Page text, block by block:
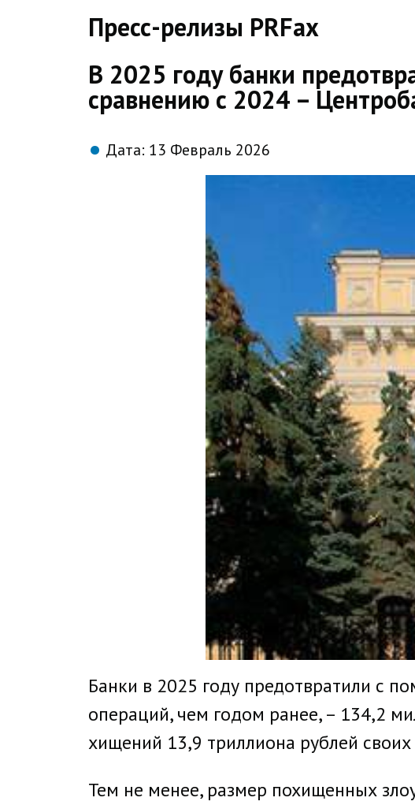
Пресс-релизы PRFax
В 2025 году банки
сравнению с 2024 –
Дата: 13 Февраль 2026
Банки в 2025 году предотвратили с
операций, чем годом ранее, – 134,2
хищений 13,9 триллиона рублей
Тем не менее, размер похищенных